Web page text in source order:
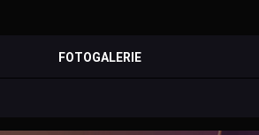
FOTOGALERIE